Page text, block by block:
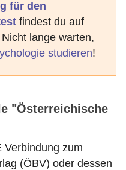
für den
findest du auf
Nicht lange warten,
studieren!
"Österreichische
Verbindung zum
(ÖBV) oder dessen